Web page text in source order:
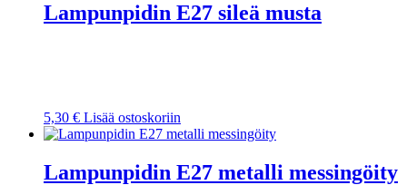
Lampunpidin E27 sileä musta
5,30 € Lisää ostoskoriin
Lampunpidin E27 metalli messingöity